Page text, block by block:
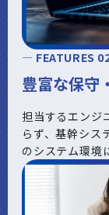
— FEATURES
豊富な保守
担当するエンジ
らず、基幹シス
のシステム環境